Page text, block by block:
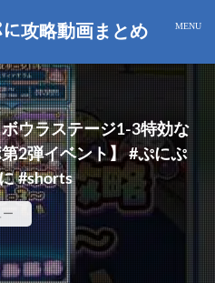
攻略動画まとめ
ウラステージ1-3特効な
2弾イベント】 #ぷにぷ
#shorts
ー